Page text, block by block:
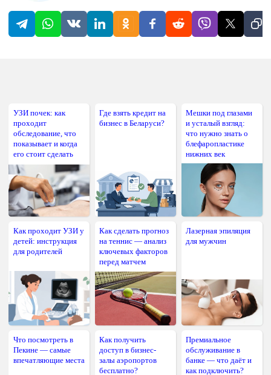
УЗИ почек: как
проходит
обследование, что
показывает и когда
его стоит сделать
Где взять кредит на
бизнес в Беларуси?
Мешки под глазами
и усталый взгляд:
что нужно знать о
блефаропластике
нижних век
Как проходит УЗИ у
детей: инструкция
для родителей
Как сделать прогноз
на теннис — анализ
ключевых факторов
перед матчем
Лазерная эпиляция
для мужчин
Что посмотреть в
Пекине — самые
впечатляющие места
Как получить
доступ в бизнес-
залы аэропортов
бесплатно?
Премиальное
обслуживание в
банке — что даёт и
как подключить?